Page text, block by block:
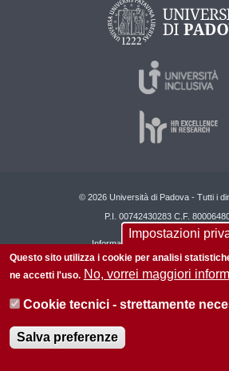
© 2026 Università di Padova - Tutti i
P.I. 00742430283 C.F.
Informazioni su questo sito
Impostazioni
Questo sito utilizza i cookie per analisi
ne accetti l'uso. No, vorrei maggiori
Cookie tecnici - strettamente
Salva preferenze